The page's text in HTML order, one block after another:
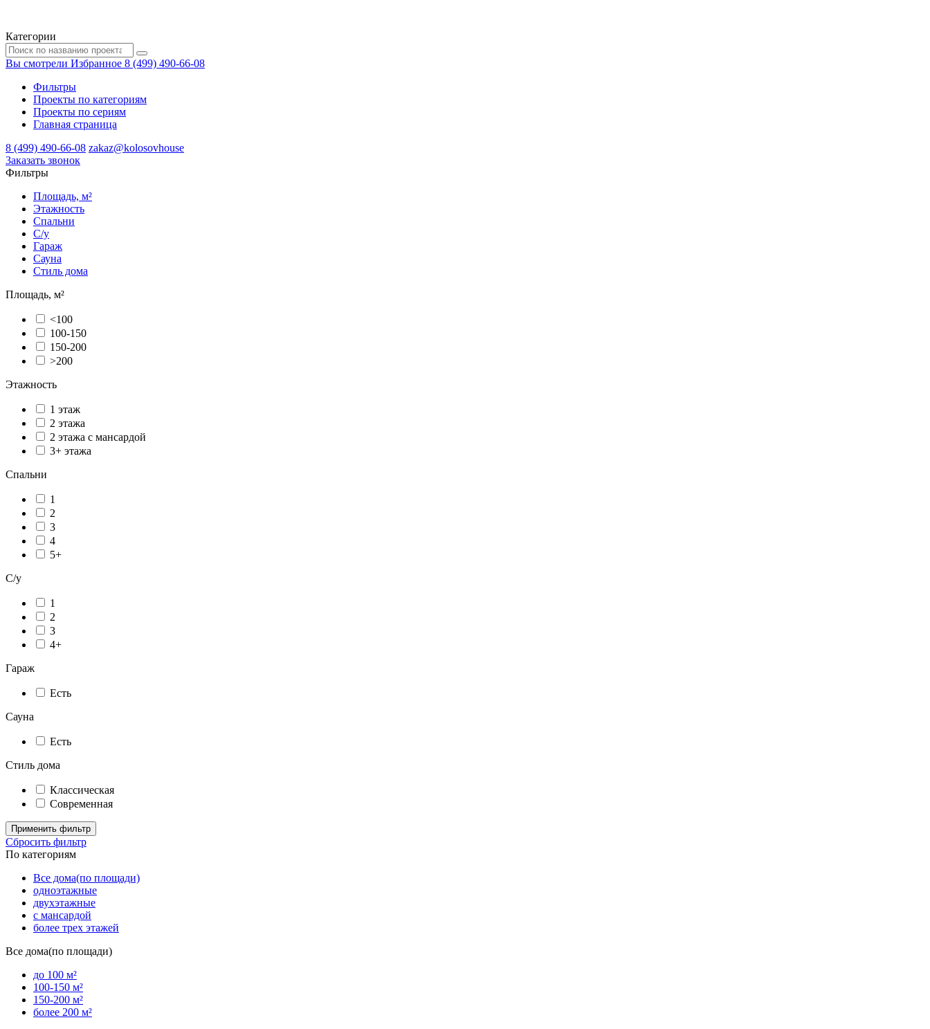
Категории
Вы смотрели Избранное 8 (499) 490-66-08
Фильтры
Проекты по категориям
Проекты по сериям
Главная страница
8 (499) 490-66-08 zakaz@kolosovhouse
3аказать звонок
Фильтры
Площадь, м²
Этажность
Спальни
С/у
Гараж
Сауна
Стиль дома
Площадь, м²
<100
100-150
150-200
>200
Этажность
1 этаж
2 этажа
2 этажа с мансардой
3+ этажа
Спальни
1
2
3
4
5+
С/у
1
2
3
4+
Гараж
Есть
Сауна
Есть
Стиль дома
Классическая
Современная
Применить фильтр
Сбросить фильтр
По категориям
Все дома(по площади)
одноэтажные
двухэтажные
с мансардой
более трех этажей
Все дома(по площади)
до 100 м²
100-150 м²
150-200 м²
более 200 м²